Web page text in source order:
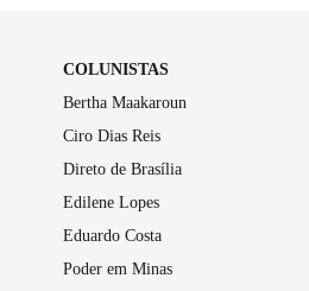
COLUNISTAS
Bertha Maakaroun
Ciro Dias Reis
Direto de Brasília
Edilene Lopes
Eduardo Costa
Poder em Minas